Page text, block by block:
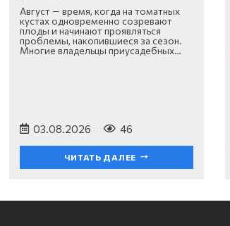
Август — время, когда на томатных
кустах одновременно созревают
плоды и начинают проявляться
проблемы, накопившиеся за сезон.
Многие владельцы приусадебных…
03.08.2026 46
ЧИТАТЬ ДАЛЕЕ